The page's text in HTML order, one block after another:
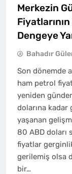
Merkezin
Dengeye
Bahadır
Son dönemde
ham petrol
yeniden
dolarına
yaşanan
80 ABD doları
fiyatlar
gerilemiş olsa
bir…